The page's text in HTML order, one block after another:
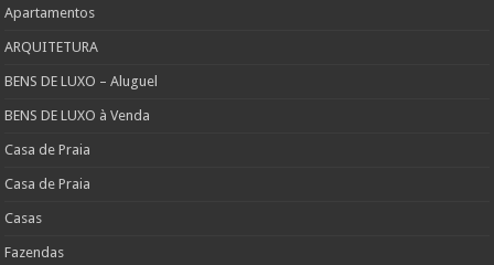
Apartamentos
ARQUITETURA
BENS DE LUXO – Aluguel
BENS DE LUXO à Venda
Casa de Praia
Casa de Praia
Casas
Fazendas